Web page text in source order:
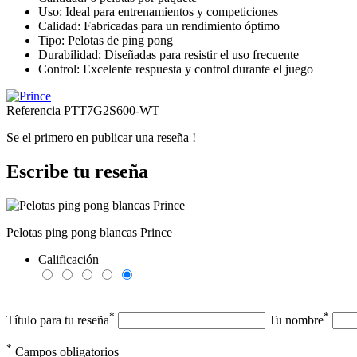
Uso: Ideal para entrenamientos y competiciones
Calidad: Fabricadas para un rendimiento óptimo
Tipo: Pelotas de ping pong
Durabilidad: Diseñadas para resistir el uso frecuente
Control: Excelente respuesta y control durante el juego
Referencia PTT7G2S600-WT
Se el primero en publicar una reseña !
Escribe tu reseña
Pelotas ping pong blancas Prince
Calificación
Título para tu reseña* Tu nombre*
* Campos obligatorios